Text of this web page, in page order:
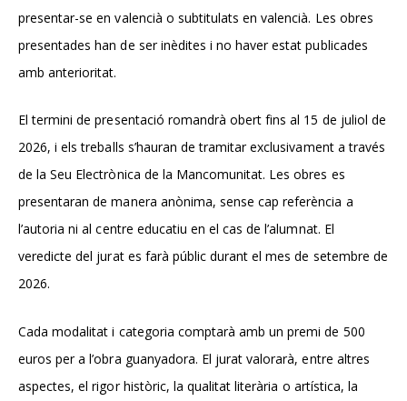
presentar-se en valencià o subtitulats en valencià. Les obres
presentades han de ser inèdites i no haver estat publicades
amb anterioritat.
El termini de presentació romandrà obert fins al 15 de juliol de
2026, i els treballs s’hauran de tramitar exclusivament a través
de la Seu Electrònica de la Mancomunitat. Les obres es
presentaran de manera anònima, sense cap referència a
l’autoria ni al centre educatiu en el cas de l’alumnat. El
veredicte del jurat es farà públic durant el mes de setembre de
2026.
Cada modalitat i categoria comptarà amb un premi de 500
euros per a l’obra guanyadora. El jurat valorarà, entre altres
aspectes, el rigor històric, la qualitat literària o artística, la